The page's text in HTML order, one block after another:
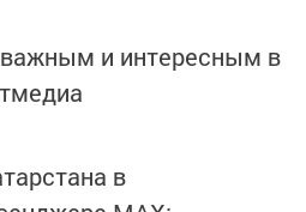
и интересным в
в